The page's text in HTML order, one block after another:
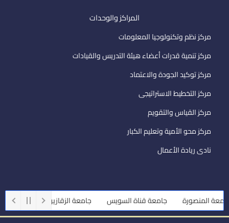
المراكز والوحدات
مركز نظم وتكنولوجيا المعلومات
مركز تنمية قدرات أعضاء هيئة التدريس والقيادات
مركز توكيد الجودة والاعتماد
مركز التخطيط الاستراتيجى
مركز القياس والتقويم
مركز محو الأمية وتعليم الكبار
نادى ريادة الأعمال
المنصورة جامعة قناة السويس جامعة الزقازيق جامعة